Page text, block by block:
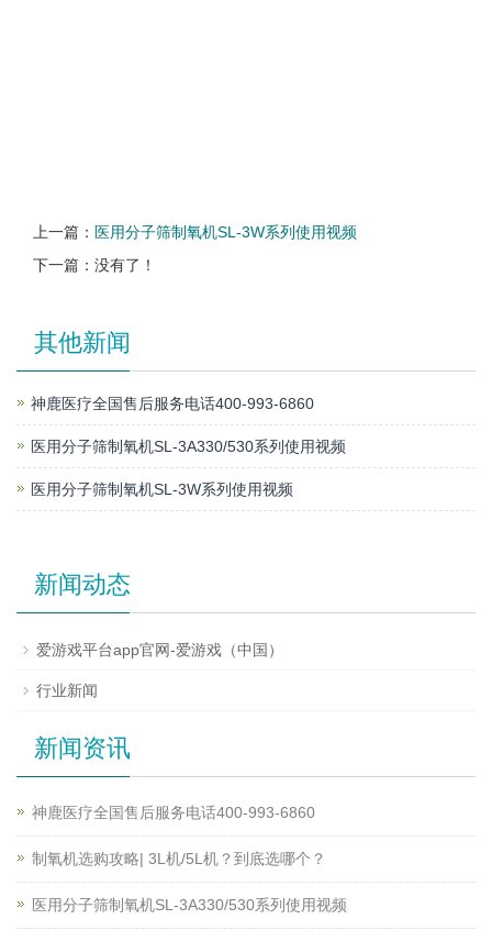
上一篇： 医用分子筛制氧机SL-3W系列使用视频
下一篇：没有了！
其他新闻
神鹿医疗全国售后服务电话400-993-6860
医用分子筛制氧机SL-3A330/530系列使用视频
医用分子筛制氧机SL-3W系列使用视频
新闻动态
爱游戏平台app官网-爱游戏（中国）
行业新闻
新闻资讯
神鹿医疗全国售后服务电话400-993-6860
制氧机选购攻略| 3L机/5L机？到底选哪个？
医用分子筛制氧机SL-3A330/530系列使用视频